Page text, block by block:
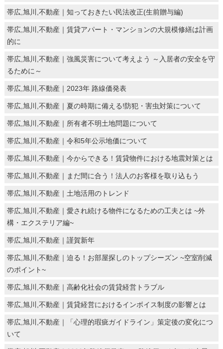
帯広,旭川,不動産｜知っておきたい民法改正(生前贈与編)
帯広,旭川,不動産｜賃貸アパート・マンションの大規模修繕は計画
的に
帯広,旭川,不動産｜強風災害について考えよう ～入居者の安全を守
るために～
帯広,旭川,不動産｜2023年 路線価発表
帯広,旭川,不動産｜夏の時期に備える!防犯・害虫対策について
帯広,旭川,不動産｜所有者不明土地問題について
帯広,旭川,不動産｜令和5年公示地価について
帯広,旭川,不動産｜今からできる！賃貸物件における地震対策とは
帯広,旭川,不動産｜まだ間に合う！法人のお客様を取り込もう
帯広,旭川,不動産｜土地活用のトレンド
帯広,旭川,不動産｜愛され続ける物件になるための工夫とは ~外
構・エクステリア編~
帯広,旭川,不動産｜謹賀新年
帯広,旭川,不動産｜迫る！お部屋探しのトップシーズン ~空室削減
のポイント~
帯広,旭川,不動産｜高齢化社会の賃貸経営トラブル
帯広,旭川,不動産｜賃貸経営におけるインボイス制度の影響とは
帯広,旭川,不動産｜「心理的瑕疵ガイドライン」策定後の変化につ
いて